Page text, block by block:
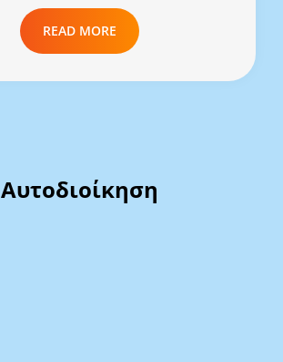
READ MORE
Αυτοδιοίκηση